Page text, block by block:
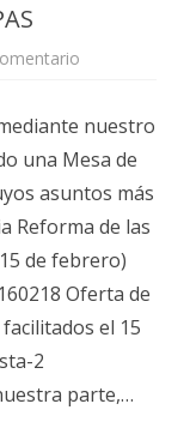
de
PAS
nuestro
una Mesa de
asuntos más
Reforma de las
de febrero)
Oferta de
el 15
2
parte,…